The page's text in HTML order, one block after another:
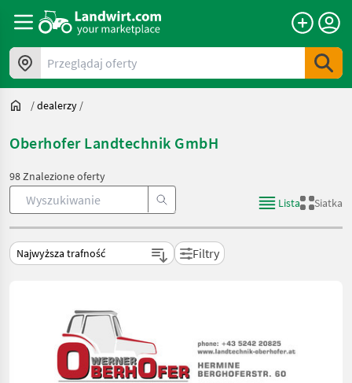
Przeglądaj oferty
/dealerzy /
Oberhofer Landtechnik GmbH
98 Znalezione oferty
Lista
Siatka
Filtry